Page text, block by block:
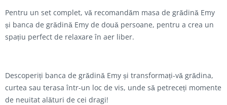
Pentru un set complet, vă recomandăm masa de grădină Emy
și banca de grădină Emy de două persoane, pentru a crea un
spațiu perfect de relaxare în aer liber.
Descoperiți banca de grădină Emy și transformați-vă grădina,
curtea sau terasa într-un loc de vis, unde să petreceți momente
de neuitat alături de cei dragi!